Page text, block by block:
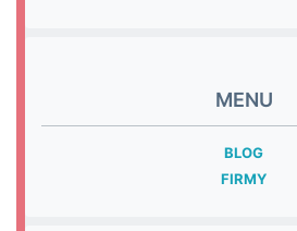
MENU
BLOG
FIRMY